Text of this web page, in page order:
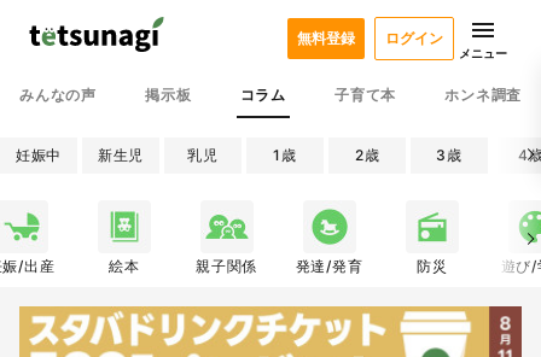
みんなの声 掲示板 コラム 子育て本 ホンネ調査
無料登録 ログイン
メニュー
妊娠中 新生児 乳児 1歳 2歳 3歳 4
娠/出産 絵本 親子関係 発達/発育 防災 遊び/